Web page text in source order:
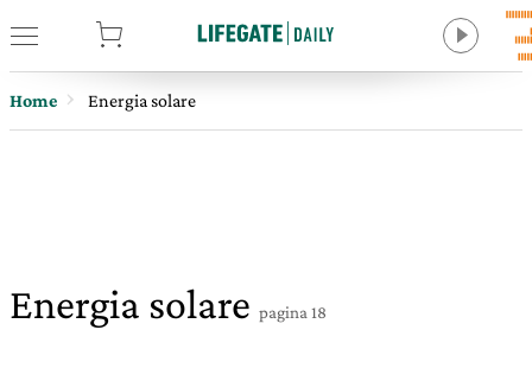
Home Energia solare
Energia solare pagina 18